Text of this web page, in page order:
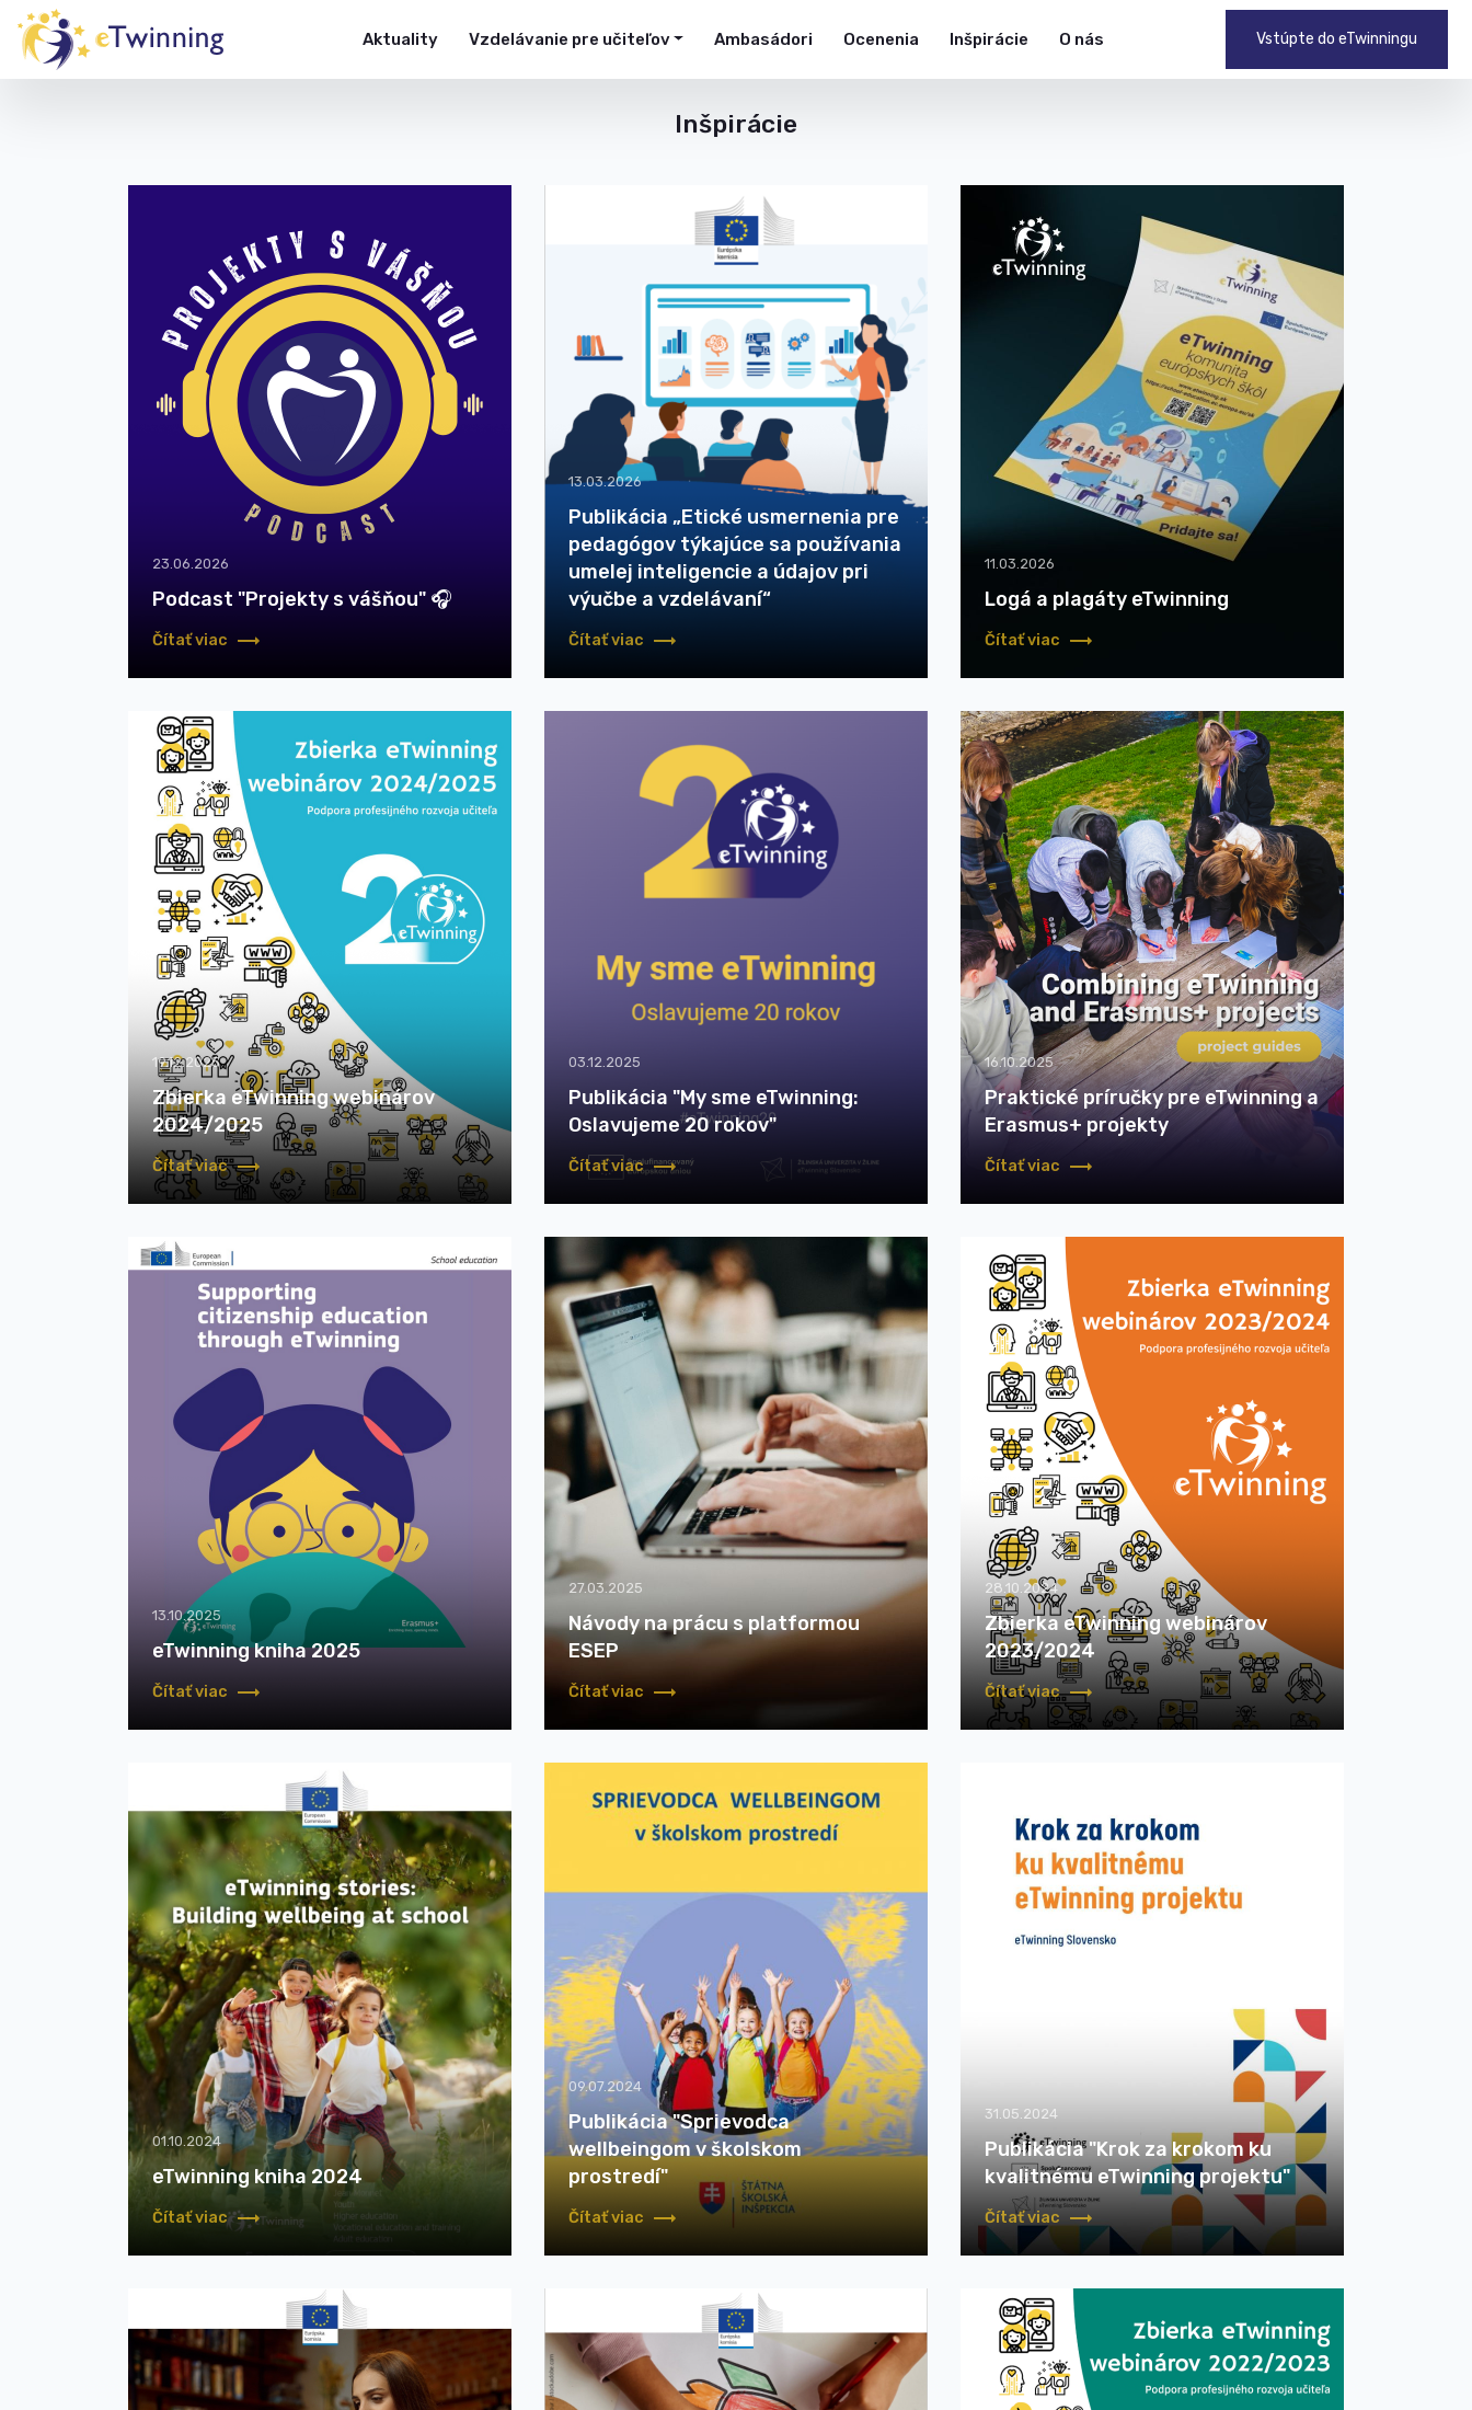
Aktuality Vzdelávanie pre učiteľov Ambasádori Ocenenia Inšpirácie O nás Vstúpte do eTwinningu
Inšpirácie
23.06.2026
Podcast "Projekty s vášňou" 🎧
Čítať viac
13.03.2026
Publikácia „Etické usmernenia pre
pedagógov týkajúce sa používania
umelej inteligencie a údajov pri
výučbe a vzdelávaní“
Čítať viac
11.03.2026
Logá a plagáty eTwinning
Čítať viac
19.12.2025
Zbierka eTwinning webinárov
2024/2025
Čítať viac
03.12.2025
Publikácia "My sme eTwinning:
Oslavujeme 20 rokov"
Čítať viac
16.10.2025
Praktické príručky pre eTwinning a
Erasmus+ projekty
Čítať viac
13.10.2025
eTwinning kniha 2025
Čítať viac
27.03.2025
Návody na prácu s platformou
ESEP
Čítať viac
28.10.2024
Zbierka eTwinning webinárov
2023/2024
Čítať viac
01.10.2024
eTwinning kniha 2024
Čítať viac
09.07.2024
Publikácia "Sprievodca
wellbeingom v školskom
prostredí"
Čítať viac
31.05.2024
Publikácia "Krok za krokom ku
kvalitnému eTwinning projektu"
Čítať viac